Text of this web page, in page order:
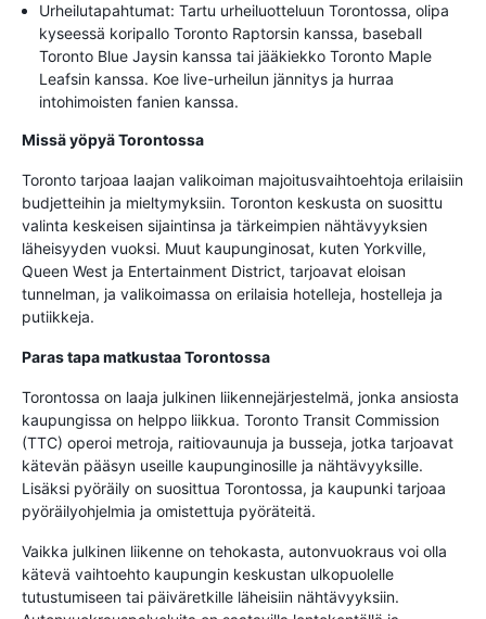
Urheilutapahtumat: Tartu urheiluotteluun Torontossa, olipa
kyseessä koripallo Toronto Raptorsin kanssa, baseball
Toronto Blue Jaysin kanssa tai jääkiekko Toronto Maple
Leafsin kanssa. Koe live-urheilun jännitys ja hurraa
intohimoisten fanien kanssa.
Missä yöpyä Torontossa
Toronto tarjoaa laajan valikoiman majoitusvaihtoehtoja erilaisiin
budjetteihin ja mieltymyksiin. Toronton keskusta on suosittu
valinta keskeisen sijaintinsa ja tärkeimpien nähtävyyksien
läheisyyden vuoksi. Muut kaupunginosat, kuten Yorkville,
Queen West ja Entertainment District, tarjoavat eloisan
tunnelman, ja valikoimassa on erilaisia hotelleja, hostelleja ja
putiikkeja.
Paras tapa matkustaa Torontossa
Torontossa on laaja julkinen liikennejärjestelmä, jonka ansiosta
kaupungissa on helppo liikkua. Toronto Transit Commission
(TTC) operoi metroja, raitiovaunuja ja busseja, jotka tarjoavat
kätevän pääsyn useille kaupunginosille ja nähtävyyksille.
Lisäksi pyöräily on suosittua Torontossa, ja kaupunki tarjoaa
pyöräilyohjelmia ja omistettuja pyöräteitä.
Vaikka julkinen liikenne on tehokasta, autonvuokraus voi olla
kätevä vaihtoehto kaupungin keskustan ulkopuolelle
tutustumiseen tai päiväretkille läheisiin nähtävyyksiin.